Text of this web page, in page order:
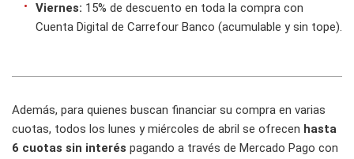
Viernes: 15% de descuento en toda la compra con
Cuenta Digital de Carrefour Banco (acumulable y sin tope).
Además, para quienes buscan financiar su compra en varias
cuotas, todos los lunes y miércoles de abril se ofrecen hasta
6 cuotas sin interés pagando a través de Mercado Pago con